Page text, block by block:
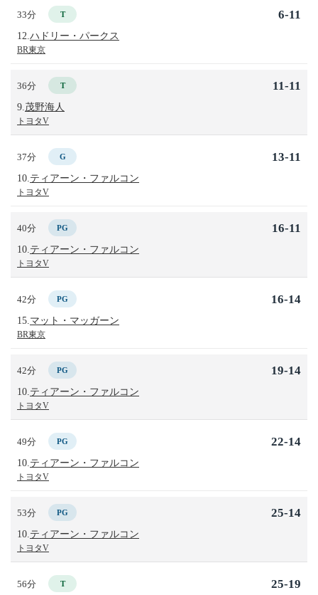
33分 T
12. ハドリー・パークス
BR東京
6-11
36分 T
9. 茂野海人
トヨタV
11-11
37分 G
10. ティアーン・ファルコン
トヨタV
13-11
40分 PG
10. ティアーン・ファルコン
トヨタV
16-11
42分 PG
15. マット・マッガーン
BR東京
16-14
42分 PG
10. ティアーン・ファルコン
トヨタV
19-14
49分 PG
10. ティアーン・ファルコン
トヨタV
22-14
53分 PG
10. ティアーン・ファルコン
トヨタV
25-14
56分 T 25-19